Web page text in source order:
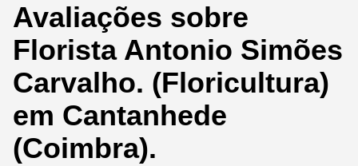
Avaliações sobre
Florista Antonio Simões
Carvalho. (Floricultura)
em Cantanhede
(Coimbra).